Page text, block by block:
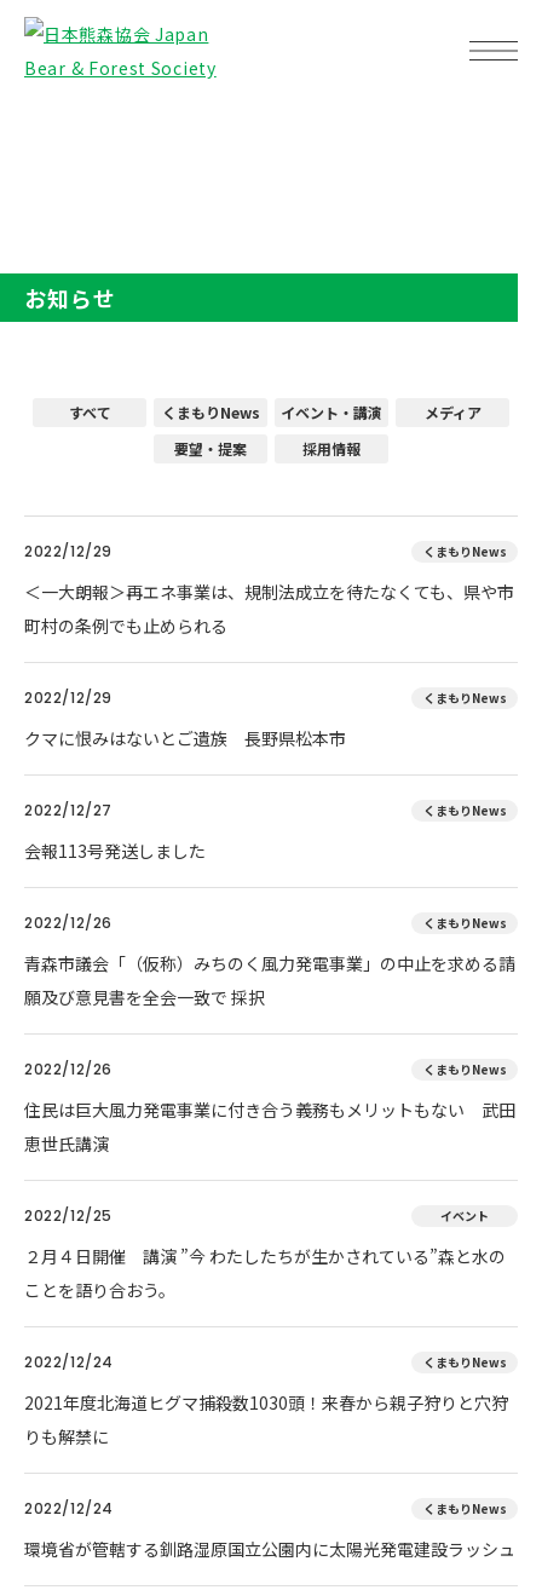
お知らせ
すべて くまもりNews イベント・講演
メディア
要望・提案
採用情報
2022/12/29 くまもりNews
＜一大朗報＞再エネ事業は、規制法成立を待たなくても、県や市
町村の条例でも止められる
2022/12/29 くまもりNews
クマに恨みはないとご遺族 長野県松本市
2022/12/27 くまもりNews
会報113号発送しました
2022/12/26 くまもりNews
青森市議会「（仮称）みちのく風力発電事業」の中止を求める請
願及び意見書を全会一致で 採択
2022/12/26 くまもりNews
住民は巨大風力発電事業に付き合う義務もメリットもない 武田
恵世氏講演
2022/12/25 イベント
２月４日開催 講演 ”今 わたしたちが生かされている”森と水の
ことを語り合おう。
2022/12/24 くまもりNews
2021年度北海道ヒグマ捕殺数1030頭！来春から親子狩りと穴狩
りも解禁に
2022/12/24 くまもりNews
環境省が管轄する釧路湿原国立公園内に太陽光発電建設ラッシュ